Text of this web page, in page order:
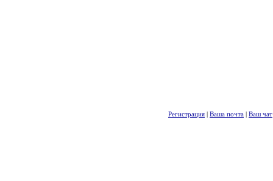
Регистрация | Ваша почта | Ваш чат